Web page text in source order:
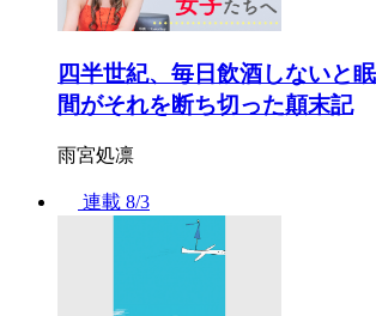
四半世紀、毎日飲酒しないと
間がそれを断ち切った顛末記
雨宮処凛
連載 8/3